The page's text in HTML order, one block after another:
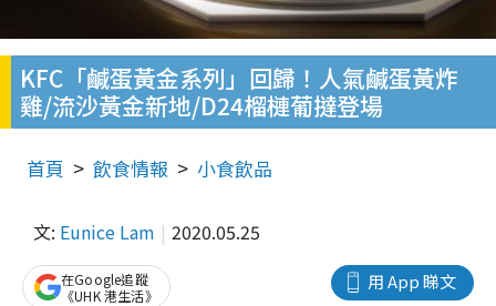
KFC「鹹蛋黃金系列」回歸！人氣鹹蛋黃炸
雞/流沙黃金新地/D24榴槤葡撻登場
首頁 飲食情報 小食飲品
文: Eunice Lam 2020.05.25
用 App 睇文
在Google追蹤
《UHK 港生活》